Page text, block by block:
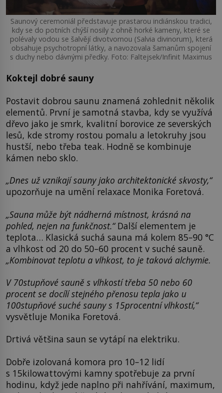
Saunový ceremoniál představuje prastarou indiánskou tradici,
kdy se do potních chýší nosily z ohně horké kameny, které se
polévaly vodou se šalvějí divotvornou (Salvia divinorum), která
obsahuje psychotropní látky, a navozovala šamanům spojení
s duchy nebo dávnými předky. Foto: Faltejsek/Infinit Maximus
Koktejl dobré sauny
Postavit dobrou saunu znamená zohlednit několik
elementů. První je samotná stavba, kdy se využívá
dřevo jako je smrk, kvalitní borovice ze severských
lesů, kde stromy rostou pomalu a letokruhy jsou
hustší, nebo třeba teak. Hodně se kombinuje
kámen nebo sklo.
„Dnes už vznikají sauny jako architektonické skvosty,“
upozorňuje na umění relaxace Monika Foretová.
„Sauna může být nádherná místnost, krásná na
pohled, nejen na funkčnost.“Další elementem je
teplota… Klasická suchá sauna má kolem 85–90 °C
a vlhkost od 20 do 50–60 procent v suché sauně.
„Kombinovat teplotu a vlhkost, to je taková alchymie.
V 70stupňové sauně s vlhkostí třeba 50 nebo 60
procent se docílí stejného přenosu tepla jako u
100stupňové suché sauny s 15procentní vlhkostí,“
vysvětluje Monika Foretová.
Drtivá většina saun se vytápí na elektriku.
Dobře izolovaná komora pro 10–12 lidí
s 15kilowattovými kamny spotřebuje za první
hodinu, když jede naplno při nahřívání, maximum,